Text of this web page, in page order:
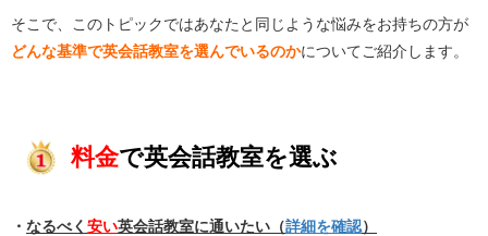
そこで、このトピックではあなたと同じような悩みをお持ちの方が
どんな基準で英会話教室を選んでいるのかについてご紹介します。
料金で英会話教室を選ぶ
・ なるべく 安い英会話教室に通いたい（詳細を確認）